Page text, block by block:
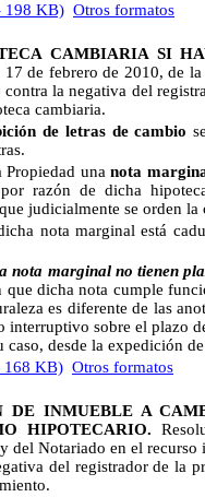
198 KB) Otros formatos
CAMBIARIA SI
17 de febrero de 2010, de
la negativa del
cambiaria.
de letras de cambio
unanota
razón de dicha
judicialmente se orden
marginal está
nota marginal no tienen
que dicha nota cumple
es diferente de las
interruptivo sobre el plazo
caso, desde la expedición
168 KB) Otros formatos
DE INMUEBLE A
HIPOTECARIO.
del Notariado en el
del registrador de la